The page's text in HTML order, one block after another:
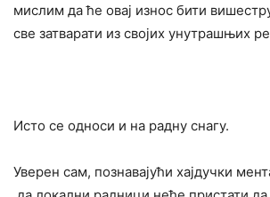
мислим да ће овај износ бити
све затварати из својих унутрашњих
Исто се односи и на радну снагу.
Уверен сам, познавајући хајдучки